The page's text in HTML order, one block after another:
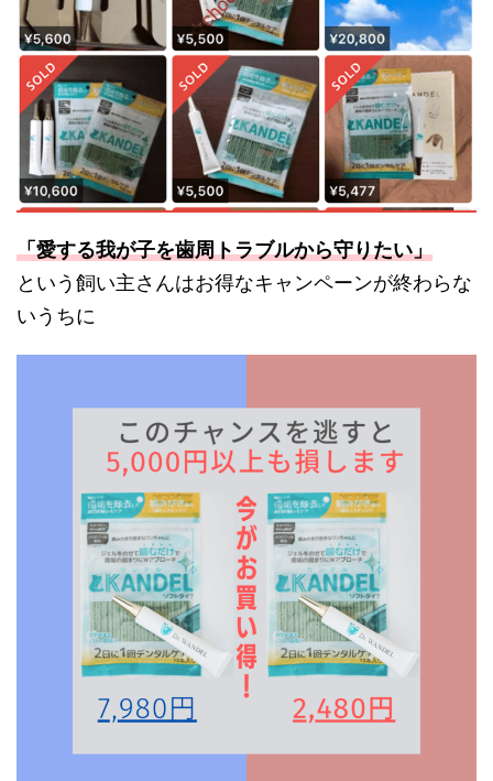
「愛する我が子を歯周トラブルから守りたい」
という飼い主さんはお得なキャンペーンが終わらな
いうちに